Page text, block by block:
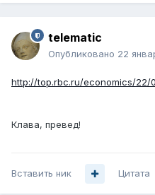
telematic
Опубликовано 22
http://top.rbc.ru/economics/22/
Клава, превед!
Вставить ник Цитата